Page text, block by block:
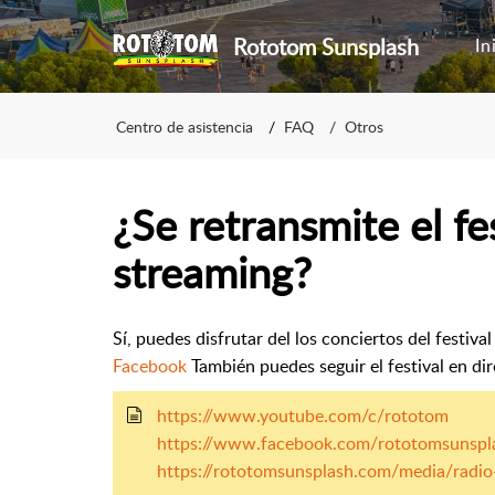
Rototom Sunsplash
Centro de asistencia FAQ Otros
¿Se retransmite el
streaming?
Sí, puedes disfrutar del los conciertos del
FacebookTambién puedes seguir el festival en
https://www.youtube.com/c/rototom
https://www.facebook.com/
https://rototomsunsplash.com/media/